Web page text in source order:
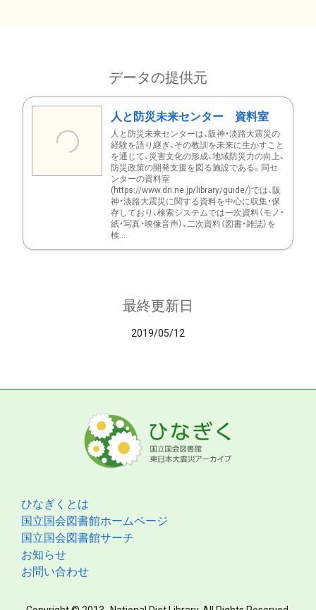
データの提供元
人と防災未来センター 資料室
人と防災未来センターは、阪神・淡路大震災の
経験を語り継ぎ、その教訓を未来に生かすこと
を通じて、災害文化の形成、地域防災力の向上、
防災政策の開発支援を図る施設である。同セ
ンターの資料室
(https://www.dri.ne.jp/library/guide/)では、阪
神・淡路大震災に関する資料を中心に収集・保
存しており、検索システムでは一次資料（モノ・
紙・写真・映像音声）、二次資料（図書・雑誌）を
検...
最終更新日
2019/05/12
ひなぎくとは
国立国会図書館ホームページ
国立国会図書館サーチ
お知らせ
お問い合わせ